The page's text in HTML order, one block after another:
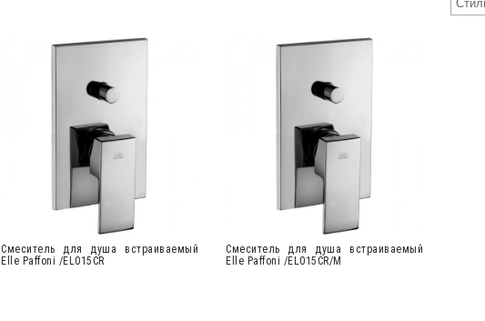
Cмеситель для душа встраиваемый
Elle Paffoni /EL015CR
Cмеситель для душа встраиваемый
Elle Paffoni /EL015CR/M